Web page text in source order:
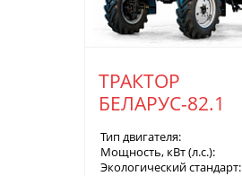
ТРАКТОР
БЕЛАРУС-82.1
Тип двигателя:
Мощность, кВт (л.с.):
Экологический стандарт: